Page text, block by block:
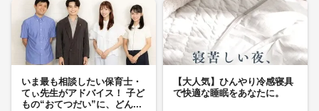
いま最も相談したい保育士・
てぃ先生がアドバイス！ 子ど
もの“おてつだい”に、どん...
【大人気】ひんやり冷感寝具
で快適な睡眠をあなたに。